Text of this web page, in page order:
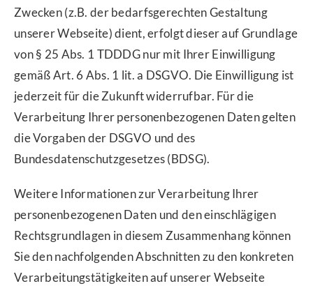
Zwecken (z.B. der bedarfsgerechten Gestaltung
unserer Webseite) dient, erfolgt dieser auf Grundlage
von § 25 Abs. 1 TDDDG nur mit Ihrer Einwilligung
gemäß Art. 6 Abs. 1 lit. a DSGVO. Die Einwilligung ist
jederzeit für die Zukunft widerrufbar. Für die
Verarbeitung Ihrer personenbezogenen Daten gelten
die Vorgaben der DSGVO und des
Bundesdatenschutzgesetzes (BDSG).
Weitere Informationen zur Verarbeitung Ihrer
personenbezogenen Daten und den einschlägigen
Rechtsgrundlagen in diesem Zusammenhang können
Sie den nachfolgenden Abschnitten zu den konkreten
Verarbeitungstätigkeiten auf unserer Webseite